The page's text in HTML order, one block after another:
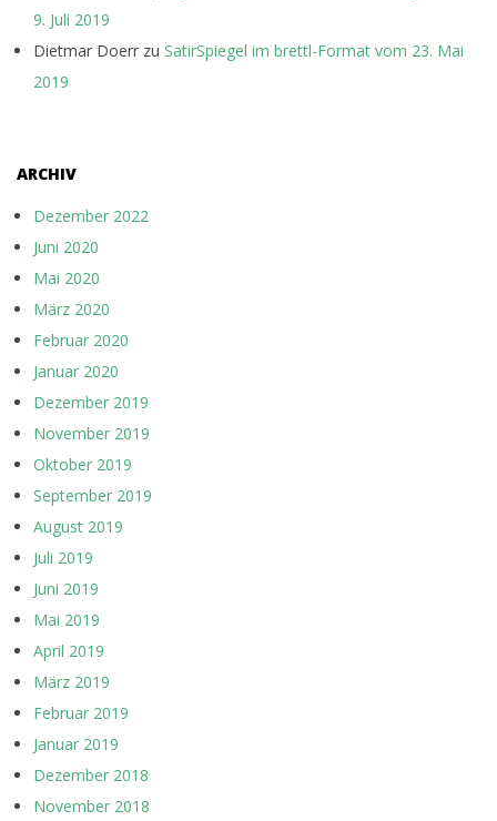
9. Juli 2019
Dietmar Doerr zu SatirSpiegel im brettl-Format vom 23. Mai
2019
ARCHIV
Dezember 2022
Juni 2020
Mai 2020
März 2020
Februar 2020
Januar 2020
Dezember 2019
November 2019
Oktober 2019
September 2019
August 2019
Juli 2019
Juni 2019
Mai 2019
April 2019
März 2019
Februar 2019
Januar 2019
Dezember 2018
November 2018